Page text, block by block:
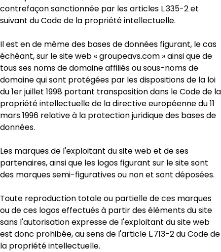
contrefaçon sanctionnée par les articles L.335-2 et
suivant du Code de la propriété intellectuelle.
Il est en de même des bases de données figurant, le cas
échéant, sur le site web « groupeavs.com » ainsi que de
tous ses noms de domaine affiliés ou sous-noms de
domaine qui sont protégées par les dispositions de la loi
du 1er juillet 1998 portant transposition dans le Code de la
propriété intellectuelle de la directive européenne du 11
mars 1996 relative à la protection juridique des bases de
données.
Les marques de l'exploitant du site web et de ses
partenaires, ainsi que les logos figurant sur le site sont
des marques semi-figuratives ou non et sont déposées.
Toute reproduction totale ou partielle de ces marques
ou de ces logos effectués à partir des éléments du site
sans l'autorisation expresse de l'exploitant du site web
est donc prohibée, au sens de l'article L.713-2 du Code de
la propriété intellectuelle.